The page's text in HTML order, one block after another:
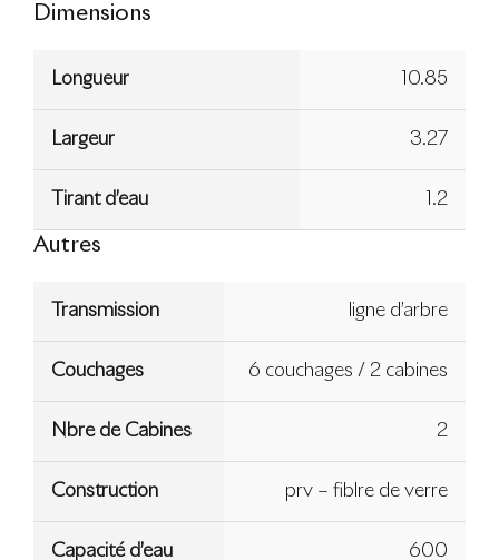
Dimensions
Longueur 10.85
Largeur 3.27
Tirant d’eau 1.2
Autres
Transmission ligne d’arbre
Couchages 6 couchages / 2 cabines
Nbre de Cabines 2
Construction prv – fiblre de verre
Capacité d’eau 600